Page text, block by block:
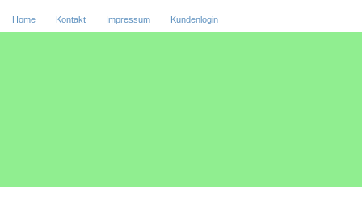
Home Kontakt Impressum Kundenlogin